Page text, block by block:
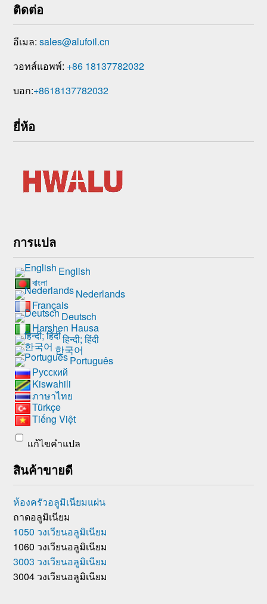
ติดต่อ
อีเมล:sales@alufoil.cn
วอทส์แอพพ์: +86 18137782032
บอก:+8618137782032
ยี่ห้อ
การแปล
English
বাংলা
Nederlands
Français
Deutsch
Harshen Hausa
हिन्दी; हिंदी
한국어
Português
Русский
Kiswahili
ภาษาไทย
Türkçe
Tiếng Việt
แก้ไขคำแปล
สินค้าขายดี
ห้องครัวอลูมิเนียมแผ่น
ถาดอลูมิเนียม
1050 วงเวียนอลูมิเนียม
1060 วงเวียนอลูมิเนียม
3003 วงเวียนอลูมิเนียม
3004 วงเวียนอลูมิเนียม